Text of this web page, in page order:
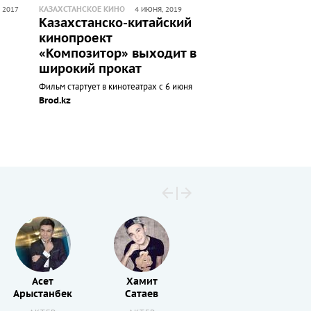
2017 КАЗАХСТАНСКОЕ КИНО 4 ИЮНЯ, 2019
Казахстанско-китайский
кинопроект
«Композитор» выходит в
широкий прокат
Фильм стартует в кинотеатрах с 6 июня
Brod.kz
Асет
Арыстанбек
Хамит
Сатаев